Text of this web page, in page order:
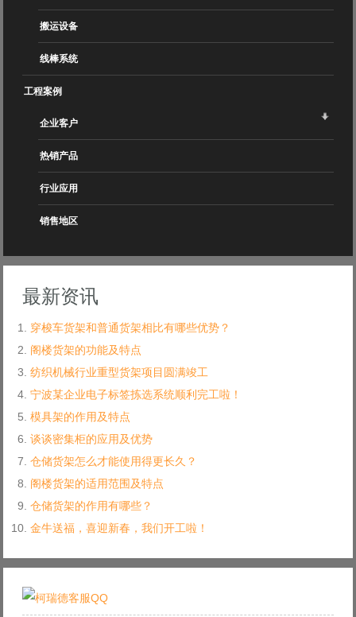
搬运设备
线棒系统
工程案例
企业客户
热销产品
行业应用
销售地区
最新资讯
穿梭车货架和普通货架相比有哪些优势？
阁楼货架的功能及特点
纺织机械行业重型货架项目圆满竣工
宁波某企业电子标签拣选系统顺利完工啦！
模具架的作用及特点
谈谈密集柜的应用及优势
仓储货架怎么才能使用得更长久？
阁楼货架的适用范围及特点
仓储货架的作用有哪些？
金牛送福，喜迎新春，我们开工啦！